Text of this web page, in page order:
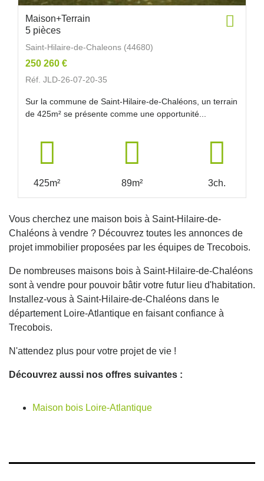
Maison+Terrain
5 pièces
Saint-Hilaire-de-Chaleons (44680)
250 260 €
Réf. JLD-26-07-20-35
Sur la commune de Saint-Hilaire-de-Chaléons, un terrain
de 425m² se présente comme une opportunité...
425m² 89m² 3ch.
Vous cherchez une maison bois à Saint-Hilaire-de-
Chaléons à vendre ? Découvrez toutes les annonces de
projet immobilier proposées par les équipes de Trecobois.
De nombreuses maisons bois à Saint-Hilaire-de-Chaléons
sont à vendre pour pouvoir bâtir votre futur lieu d'habitation.
Installez-vous à Saint-Hilaire-de-Chaléons dans le
département Loire-Atlantique en faisant confiance à
Trecobois.
N'attendez plus pour votre projet de vie !
Découvrez aussi nos offres suivantes :
Maison bois Loire-Atlantique